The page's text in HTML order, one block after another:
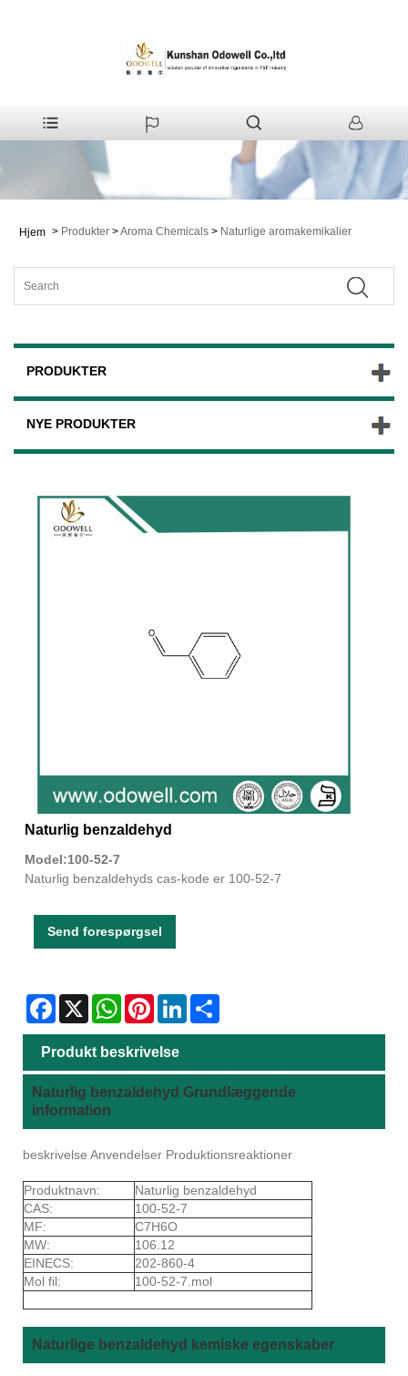
Hjem > Produkter >Aroma Chemicals > Naturlige aromakemikalier
PRODUKTER
NYE PRODUKTER
Naturlig benzaldehyd
Model:100-52-7
Naturlig benzaldehyds cas-kode er 100-52-7
Send forespørgsel
Facebook
X WhatsAppPinterestLinkedIn
Produkt beskrivelse
Naturlig benzaldehyd Grundlæggende
information
beskrivelse Anvendelser Produktionsreaktioner
Produktnavn:
Naturlig benzaldehyd
CAS:
100-52-7
MF:
C7H6O
MW:
106.12
EINECS:
202-860-4
Mol fil:
100-52-7.mol
Naturlige benzaldehyd kemiske egenskaber